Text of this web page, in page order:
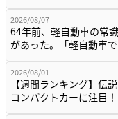
2026/08/07
64年前、軽自動車の常
があった。「軽自動車
2026/08/01
【週間ランキング】伝
コンパクトカーに注目